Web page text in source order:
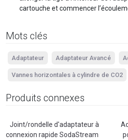
cartouche et commencer
Mots clés
Adaptateur Adaptateur Avancé
Vannes horizontales à cylindre de CO2
Produits connexes
Joint/rondelle d'adaptateur à
connexion rapide SodaStream